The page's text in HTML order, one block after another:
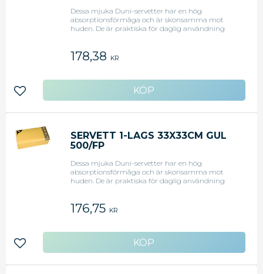
Dessa mjuka Duni-servetter har en hög
absorptionsförmåga och är skonsamma mot
huden. De är praktiska för daglig användning
33x33cm - Färg: Creme - Antal: 500 <li>Original
art.nr: 82904</li>
178,38 KR
Lägg till i favoriter
SERVETT 1-LAGS 33X33CM GUL
500/FP
Dessa mjuka Duni-servetter har en hög
absorptionsförmåga och är skonsamma mot
huden. De är praktiska för daglig användning
33x33cm - Färg: Gul - Antal: 500 <li>Original art.nr:
82905</li>
176,75 KR
Lägg till i favoriter